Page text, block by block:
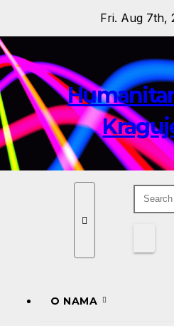
content
Fri. Aug 7th,
O NAMA